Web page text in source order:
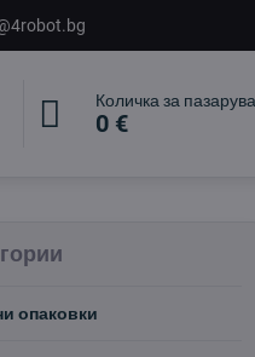
Количка за
0 €
опаковки